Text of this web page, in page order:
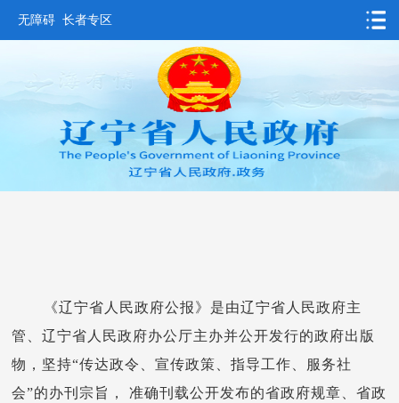
无障碍 长者专区
要闻动态
政务公开
省情概况
《辽宁省人民政府公报》是由辽宁省人民政府主
管、辽宁省人民政府办公厅主办并公开发行的政府出版
物，坚持“传达政令、宣传政策、指导工作、服务社
会”的办刊宗旨， 准确刊载公开发布的省政府规章、省政